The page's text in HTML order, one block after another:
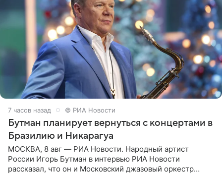
7 часов назад © РИА Новости
Бутман планирует вернуться с концертами в
Бразилию и Никарагуа
МОСКВА, 8 авг — РИА Новости. Народный артист
России Игорь Бутман в интервью РИА Новости
рассказал, что он и Московский джазовый оркестр